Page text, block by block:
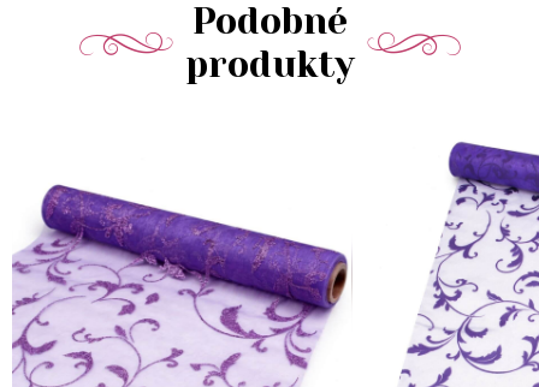
Podobné
produkty